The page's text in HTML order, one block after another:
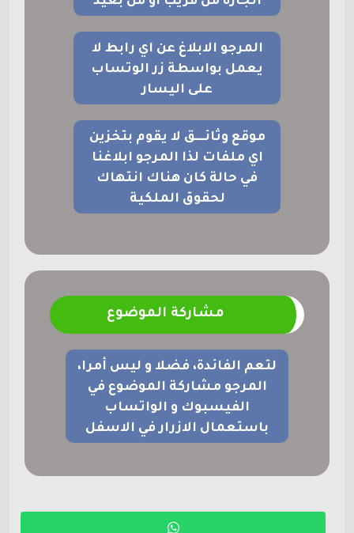
المرجو الابلاغ عن اي رابط لا
يعمل بواسطة زر الوتساب
على اليسار
موقع وثائــــق لا يقوم بتخزين
اي ملفات لذا المرجو ابلاغنا
في حالة كان هناك انتهاك
لحقوق الملكية
مشاركة الموضوع
لتعم الفائدة، فضلا و ليس أمرا،
المرجو مشاركة الموضوع في
الفيسبوك و الواتساب
باستعمال الازرار في الاسفل